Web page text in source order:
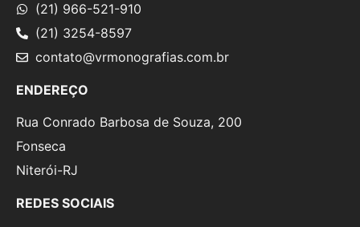
(21) 966-521-910
(21) 3254-8597
contato@vrmonografias.com.br
ENDEREÇO
Rua Conrado Barbosa de Souza, 200
Fonseca
Niterói-RJ
REDES SOCIAIS